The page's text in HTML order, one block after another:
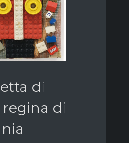
di
regina di